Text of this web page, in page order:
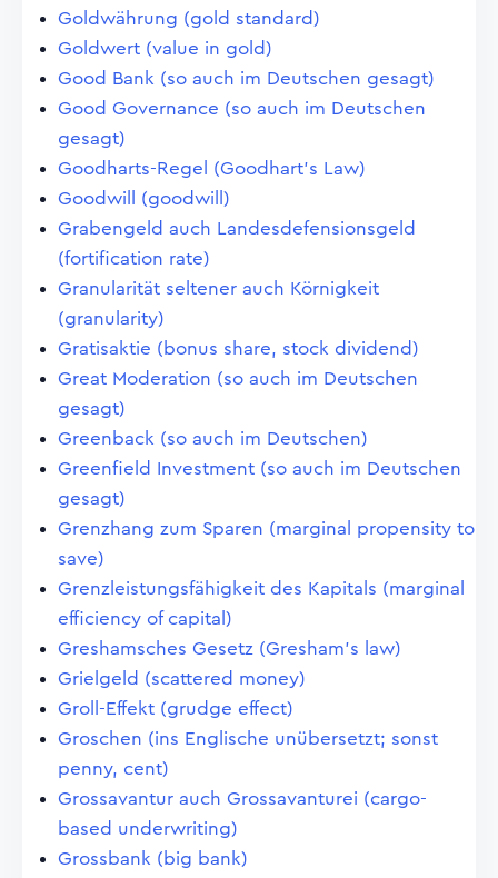
Goldwährung (gold standard)
Goldwert (value in gold)
Good Bank (so auch im Deutschen gesagt)
Good Governance (so auch im Deutschen
gesagt)
Goodharts-Regel (Goodhart's Law)
Goodwill (goodwill)
Grabengeld auch Landesdefensionsgeld
(fortification rate)
Granularität seltener auch Körnigkeit
(granularity)
Gratisaktie (bonus share, stock dividend)
Great Moderation (so auch im Deutschen
gesagt)
Greenback (so auch im Deutschen)
Greenfield Investment (so auch im Deutschen
gesagt)
Grenzhang zum Sparen (marginal propensity to
save)
Grenzleistungsfähigkeit des Kapitals (marginal
efficiency of capital)
Greshamsches Gesetz (Gresham's law)
Grielgeld (scattered money)
Groll-Effekt (grudge effect)
Groschen (ins Englische unübersetzt; sonst
penny, cent)
Grossavantur auch Grossavanturei (cargo-
based underwriting)
Grossbank (big bank)